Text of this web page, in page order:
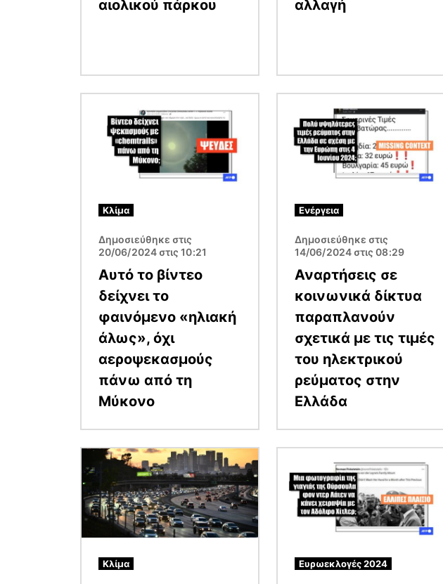
αιολικού πάρκου
αλλαγή
Κλίμα
Δημοσιεύθηκε στις
20/06/2024 στις 10:21
Αυτό το βίντεο
δείχνει το
φαινόμενο «ηλιακή
άλως», όχι
αεροψεκασμούς
πάνω από τη
Μύκονο
Ενέργεια
Δημοσιεύθηκε στις
14/06/2024 στις 08:29
Αναρτήσεις σε
κοινωνικά δίκτυα
παραπλανούν
σχετικά με τις τιμές
του ηλεκτρικού
ρεύματος στην
Ελλάδα
Εικόνα
Κλίμα Ευρωεκλογές 2024